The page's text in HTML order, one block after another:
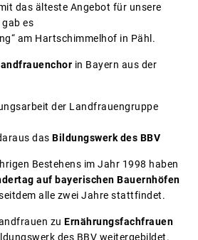
das älteste Angebot für unsere
es
am Hartschimmelhof in Pähl.
in Bayern aus der
der Landfrauengruppe
das Bildungswerk des BBV
Bestehens im Jahr 1998 haben
auf bayerischen Bauernhöfen
alle zwei Jahre stattfindet.
zu Ernährungsfachfrauen
des BBV weitergebildet.